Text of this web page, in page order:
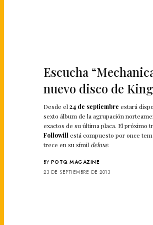
Escucha
nuevo disco de
Desde el24 de septiembre estará
sexto álbum de la agrupación
exactos de su última placa. El próximo
Followill está compuesto por once
trece en su símil deluxe.
BY POTQ MAGAZINE
23 DE SEPTIEMBRE DE 2013